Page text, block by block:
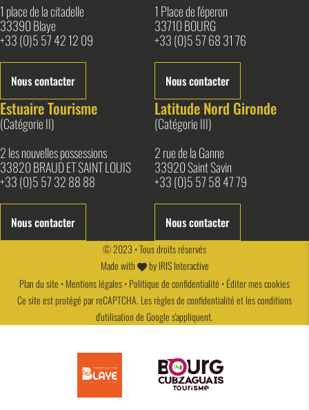
1 place de la citadelle
33390 Blaye
+33 (0)5 57 42 12 09
Nous contacter
1 Place de l'éperon
33710 BOURG
+33 (0)5 57 68 31 76
Nous contacter
Estuaire Tourisme
(Catégorie II)
2 les nouvelles possessions
33820 BRAUD ET SAINT LOUIS
+33 (0)5 57 32 88 88
Nous contacter
Latitude Nord Gironde
(Catégorie III)
2 rue de la Ganne
33920 Saint Savin
+33 (0)5 57 58 47 79
Nous contacter
© 2023 • Tous droits réservés
Made with
byIRIS Interactive
Plan du site •Mentions légales•Politique de confidentialité •Éditer mes cookies
Ce site est protégé par reCAPTCHA. Lesrègles de confidentialitéet lesconditions
d'utilisationde Google s'appliquent.